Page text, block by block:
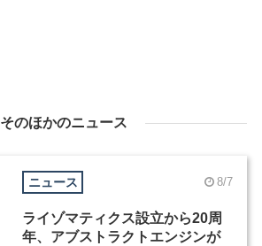
そのほかのニュース
ニュース 8/7
ライゾマティクス設立から20周
年、アブストラクトエンジンが